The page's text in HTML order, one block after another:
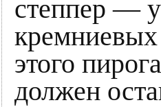
степпер —
этого
должен